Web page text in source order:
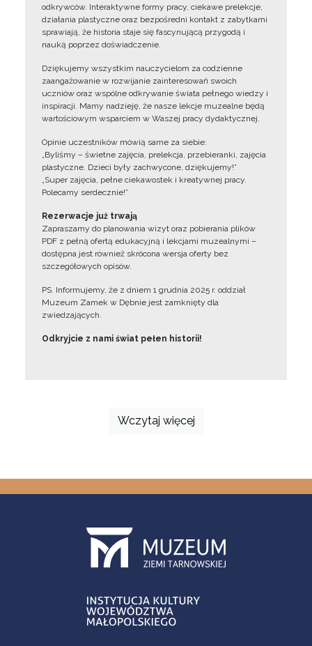
odkrywców. Interaktywne formy pracy, ciekawe prelekcje,
działania plastyczne oraz bezpośredni kontakt z zabytkami
sprawiają, że historia staje się fascynującą przygodą i
nauką poprzez doświadczenie.
Dziękujemy wszystkim nauczycielom za codzienne
zaangażowanie w rozwijanie zainteresowań swoich
uczniów oraz wspólne odkrywanie świata pełnego wiedzy i
inspiracji. Mamy nadzieję, że nasze lekcje muzealne będą
wartościowym wsparciem w Waszej pracy dydaktycznej.
Opinie uczestników mówią same za siebie:
„Byliśmy – świetne zajęcia, prelekcja, przebieranki, zajęcia
plastyczne. Dzieci były zachwycone, dziękujemy!”
„Super zajęcia, pełne ciekawostek i kreatywnej pracy.
Polecamy serdecznie!”
Rezerwacje już trwają
Zapraszamy do planowania wizyt oraz pobierania plików
PDF z pełną ofertą edukacyjną i lekcjami muzealnymi –
dostępna jest również skrócona wersja oferty bez
szczegółowych opisów.
PS. Informujemy, że z dniem 1 grudnia 2025 r. oddział
Muzeum Zamek w Dębnie jest zamknięty dla
zwiedzających.
Odkryjcie z nami świat pełen historii!
Wczytaj więcej